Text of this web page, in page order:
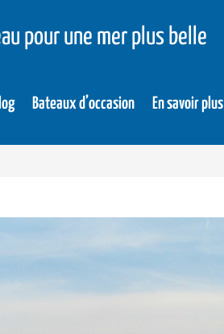
pour une mer plus belle
Bateaux d’occasion En savoir plus